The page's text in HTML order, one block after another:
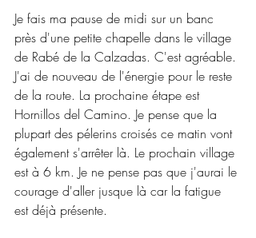
Je fais ma pause de midi sur un banc
près d'une petite chapelle dans le village
de Rabé de la Calzadas. C'est agréable.
J'ai de nouveau de l'énergie pour le reste
de la route. La prochaine étape est
Hornillos del Camino. Je pense que la
plupart des pélerins croisés ce matin vont
également s'arrêter là. Le prochain village
est à 6 km. Je ne pense pas que j'aurai le
courage d'aller jusque là car la fatigue
est déjà présente.